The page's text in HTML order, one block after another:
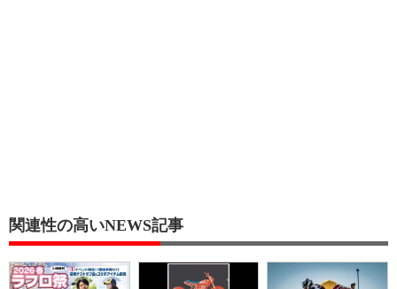
関連性の高いNEWS記事